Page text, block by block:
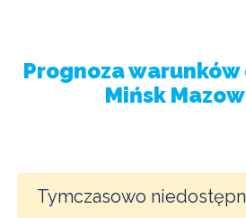
Prognoza
Mińsk
Tymczasowo